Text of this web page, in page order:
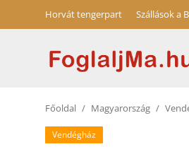
Horvát tengerpart Szállások a
Főoldal Magyarország
Vendégház